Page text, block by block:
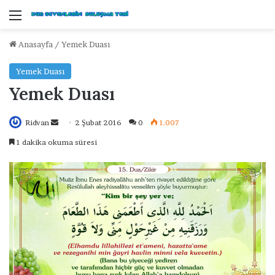
Menü
Anasayfa / Yemek Duası
Yemek Duası
Yemek Duası
Ridvan
e
-
p
a
2 Şubat 2016 0 1.007
1 dakika okuma süresi